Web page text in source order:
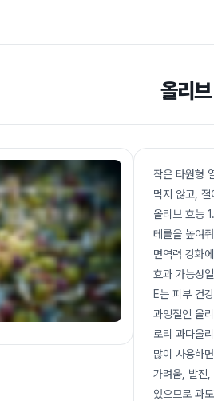
올리
작은 타원형
먹지 않고,
올리브 효능
테롤을 높여
면역력 강화
효과 가능성
E는 피부 건
과잉절인 올
로리 과다올
많이 사용하
가려움, 발진,
있으므로 과